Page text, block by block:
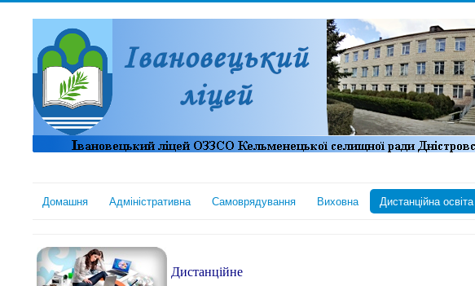
Домашня Адміністративна Самоврядування Виховна Дистанційна освіта
Дистанційне